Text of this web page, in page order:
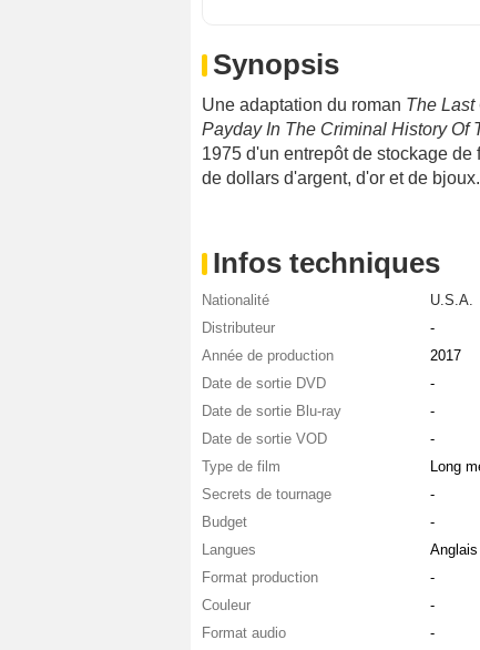
Synopsis
Une adaptation du roman The Last
Payday In The Criminal History Of
1975 d'un entrepôt de stockage
de dollars d'argent, d'or et de bjoux.
Infos techniques
Nationalité
U.S.A.
Distributeur
-
Année de production
2017
Date de sortie DVD
-
Date de sortie Blu-ray
-
Date de sortie VOD
-
Type de film
Long
Secrets de tournage
-
Budget
-
Langues
Anglais
Format production
-
Couleur
-
Format audio
-